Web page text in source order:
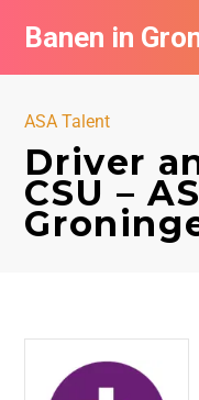
Banen in
ASA Talent
Driver
CSU –
Vacatures per bedrijf
Nieuwsbrief feed